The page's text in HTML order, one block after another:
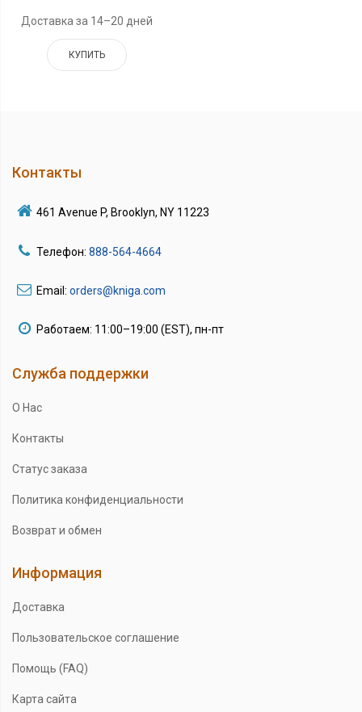
Доставка за 14–20 дней
КУПИТЬ
Контакты
461 Avenue P, Brooklyn, NY 11223
Телефон: 888-564-4664
Email: orders@kniga.com
Работаем: 11:00–19:00 (EST), пн-пт
Служба поддержки
О Нас
Контакты
Статус заказа
Политика конфиденциальности
Возврат и обмен
Информация
Доставка
Пользовательское соглашение
Помощь (FAQ)
Карта сайта